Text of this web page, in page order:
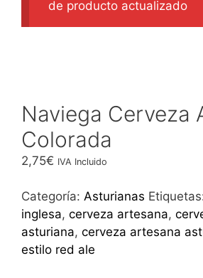
de producto actualizado
Naviega Cerveza
Colorada
2,75€ IVA Incluido
Categoría: Asturianas
inglesa, cerveza artesana,
asturiana, cerveza artesana
estilo red ale